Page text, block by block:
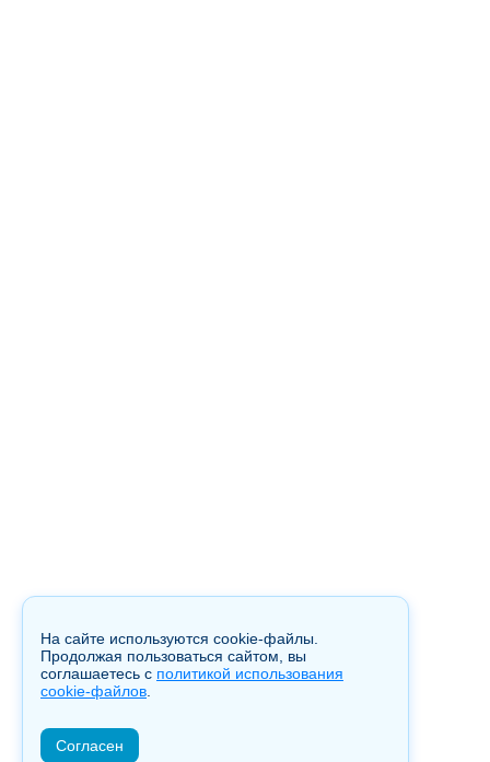
На сайте используются cookie-файлы.
Продолжая пользоваться сайтом, вы
соглашаетесь с политикой использования
cookie-файлов
Согласен